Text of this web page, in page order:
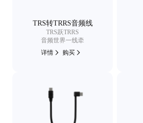
TRS转TRRS音频线
TRS跃TRRS
音频世界一线牵
详情
购买